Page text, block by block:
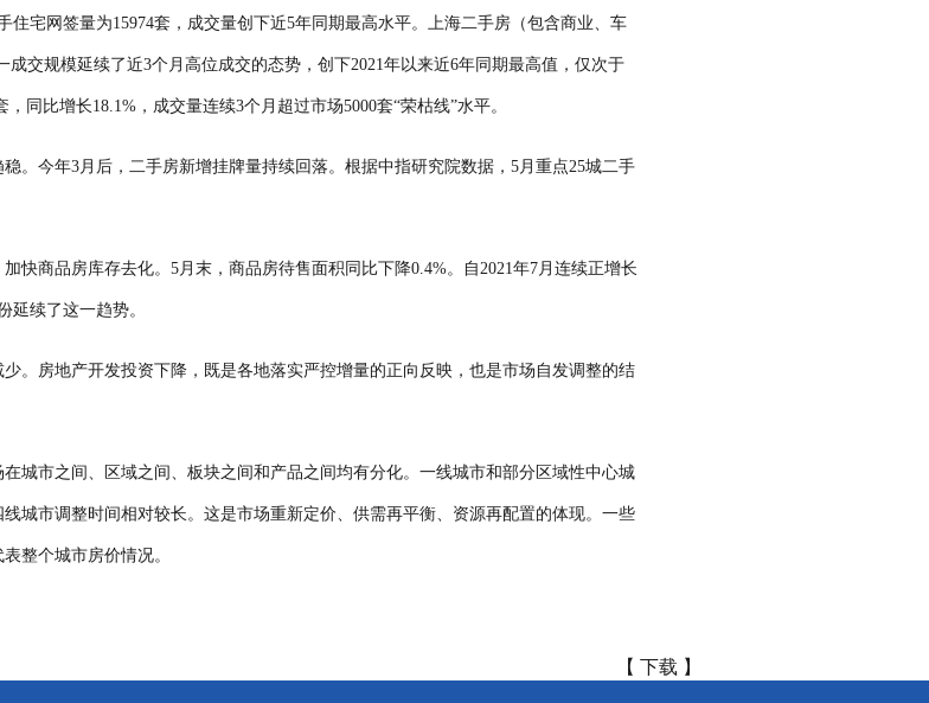
住宅网签量为15974套，成交量创下近5年同期最高水平。上海二手房（包含商业、车
成交规模延续了近3个月高位成交的态势，创下2021年以来近6年同期最高值，仅次于
同比增长18.1%，成交量连续3个月超过市场5000套“荣枯线”水平。
。今年3月后，二手房新增挂牌量持续回落。根据中指研究院数据，5月重点25城二手
快商品房库存去化。5月末，商品房待售面积同比下降0.4%。自2021年7月连续正增长
延续了这一趋势。
。房地产开发投资下降，既是各地落实严控增量的正向反映，也是市场自发调整的结
城市之间、区域之间、板块之间和产品之间均有分化。一线城市和部分区域性中心城
城市调整时间相对较长。这是市场重新定价、供需再平衡、资源再配置的体现。一些
整个城市房价情况。
【 下载 】